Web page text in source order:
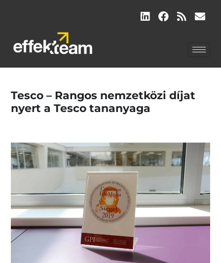
Tesco – Rangos nemzetközi díjat
nyert a Tesco tananyaga